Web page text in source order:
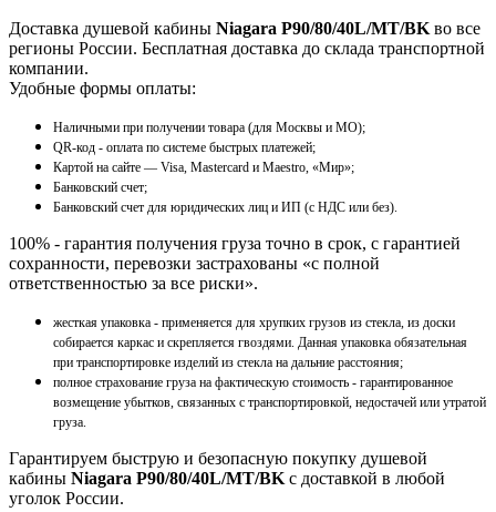
Доставка душевой кабины Niagara P90/80/40L/MT/BK во все
регионы России. Бесплатная доставка до склада транспортной
компании.
Удобные формы оплаты:
Наличными при получении товара (для Москвы и МО);
QR-код - оплата по системе быстрых платежей;
Картой на сайте — Visa, Mastercard и Maestro, «Мир»;
Банковский счет;
Банковский счет для юридических лиц и ИП (с НДС или без).
100% - гарантия получения груза точно в срок, с гарантией
сохранности, перевозки застрахованы «с полной
ответственностью за все риски».
жесткая упаковка - применяется для хрупких грузов из стекла, из доски
собирается каркас и скрепляется гвоздями. Данная упаковка обязательная
при транспортировке изделий из стекла на дальние расстояния;
полное страхование груза на фактическую стоимость - гарантированное
возмещение убытков, связанных с транспортировкой, недостачей или утратой
груза.
Гарантируем быструю и безопасную покупку душевой
кабины Niagara P90/80/40L/MT/BK с доставкой в любой
уголок России.